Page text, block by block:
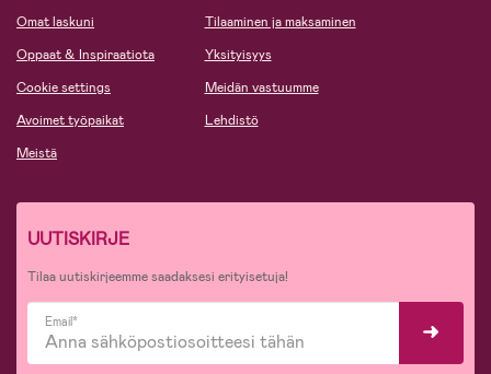
Omat laskuni
Oppaat & Inspiraatiota
Cookie settings
Avoimet työpaikat
Meistä
Tilaaminen ja maksaminen
Yksityisyys
Meidän vastuumme
Lehdistö
UUTISKIRJE
Tilaa uutiskirjeemme saadaksesi erityisetuja!
Email*